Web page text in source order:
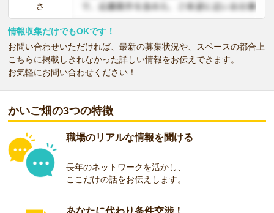
さ
情報収集だけでもOKです！
お問い合わせいただければ、最新の募集状況や、スペースの都合上
こちらに掲載しきれなかった詳しい情報をお伝えできます。
お気軽にお問い合わせください！
かいご畑の3つの特徴
職場のリアルな情報を聞ける
長年のネットワークを活かし、
ここだけの話をお伝えします。